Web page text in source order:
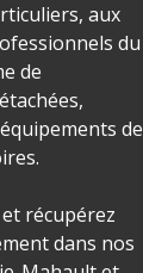
aux
du
de
de
récupérez
dans nos